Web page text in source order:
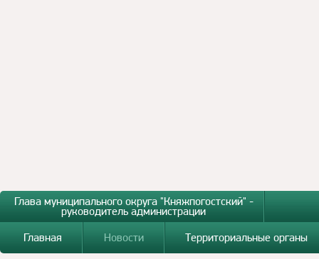
Глава муниципального округа "Княжпогостский" -
руководитель администрации
Главная
Новости Территориальные органы